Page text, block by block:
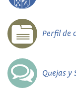
Perfil de
Quejas y